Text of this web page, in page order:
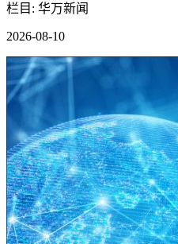
栏目: 华万新闻
2026-08-10